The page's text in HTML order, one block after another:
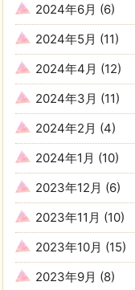
2024年6月 (6)
2024年5月 (11)
2024年4月 (12)
2024年3月 (11)
2024年2月 (4)
2024年1月 (10)
2023年12月 (6)
2023年11月 (10)
2023年10月 (15)
2023年9月 (8)